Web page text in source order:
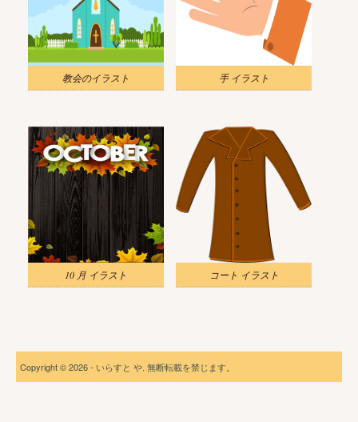
教会のイラスト 手 イラスト
10 月 イラスト コート イラスト
Copyright © 2026 - いらすと や. 無断転載を禁じます。